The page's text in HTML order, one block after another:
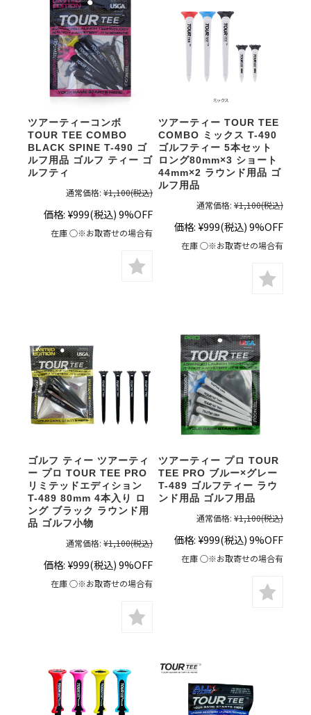
ツアーティーコンボ
TOUR TEE COMBO
BLACK SPINE T-490 ゴ
ルフ用品 ゴルフ ティー ゴ
ルフティ
通常価格: ¥1,100(税込)
価格: ¥999(税込) 9%OFF
在庫 ○※お取寄せの場合有
ツアーティー TOUR TEE
COMBO ミックス T-490
ゴルフティー 5本セット
ロング80mm×3 ショート
44mm×2 ラウンド用品 ゴ
ルフ用品
通常価格: ¥1,100(税込)
価格: ¥999(税込)9%OFF
在庫 ○※お取寄せの場合有
ゴルフ ティー ツアーティ
ー プロ TOUR TEE PRO
リミテッドエディション
T-489 80mm 4本入り ロ
ング ブラック ラウンド用
品 ゴルフ小物
通常価格: ¥1,100(税込)
価格: ¥999(税込) 9%OFF
在庫 ○※お取寄せの場合有
ツアーティー プロ TOUR
TEE PRO ブルー×グレー
T-489 ゴルフティー ラウ
ンド用品 ゴルフ用品
通常価格: ¥1,100(税込)
価格: ¥999(税込)9%OFF
在庫 ○※お取寄せの場合有